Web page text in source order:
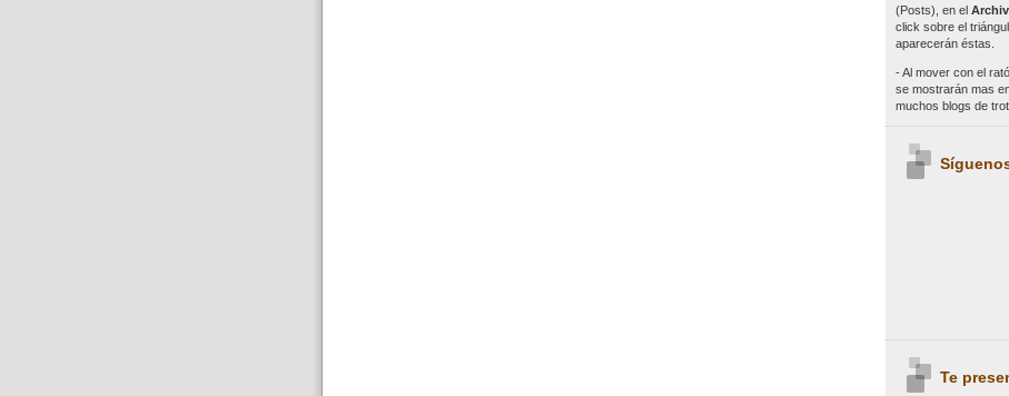
(Posts), en el
click sobre el
aparecerán éstas.
- Al mover con el
se mostrarán mas
muchos blogs de
Te